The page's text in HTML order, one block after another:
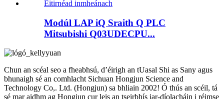
Modúl LAP iQ Sraith Q PLC
Mitsubishi Q03UDECPU...
Chun an scéal seo a fheabhsú, d’éirigh an tUasal Shi as Sany agus
bhunaigh sé an comhlacht Sichuan Hongjun Science and
Technology Co,. Ltd. (Hongjun) sa bhliain 2002! Ó thús an scéil, tá
sé mar aidhm ag Hongjun cur leis an tseirbhís iar-díolacháin i réimse